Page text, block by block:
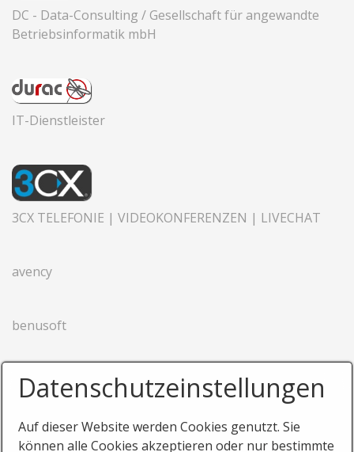
DC - Data-Consulting / Gesellschaft für angewandte
Betriebsinformatik mbH
IT-Dienstleister
3CX TELEFONIE | VIDEOKONFERENZEN | LIVECHAT
avency
benusoft
Datenschutzeinstellungen
Auf dieser Website werden Cookies genutzt. Sie
können alle Cookies akzeptieren oder nur bestimmte